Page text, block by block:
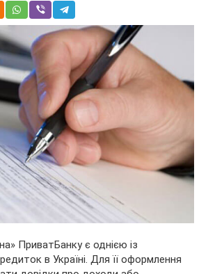
ПриватБанку є однією із
в Україні. Для її оформлення